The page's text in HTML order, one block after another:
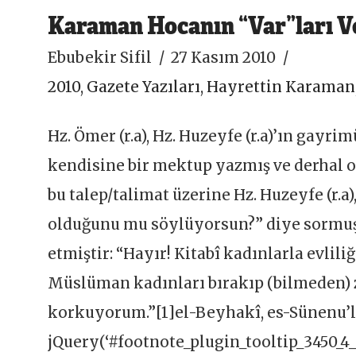
Karaman Hocanın “Var”ları
Ebubekir Sifil
27 Kasım 2010
2010, Gazete Yazıları, Hayrettin Karaman
Hz. Ömer (r.a), Hz. Huzeyfe (r.a)’ın
kendisine bir mektup yazmış ve derhal
bu talep/talimat üzerine Hz. Huzeyfe
olduğunu mu söylüyorsun?” diye
etmiştir: “Hayır! Kitabî kadınlarla
Müslüman kadınları bırakıp
korkuyorum.”[1]el-Beyhakî, es-